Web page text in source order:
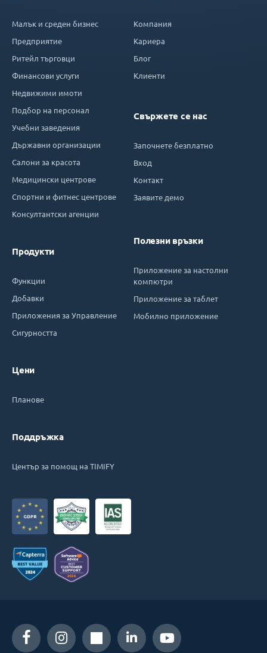
Малък и среден бизнес
Предприятие
Ритейл търговци
Финансови услуги
Недвижими имоти
Подбор на персонал
Учебни заведения
Държавни организации
Салони за красота
Медицински центрове
Спортни и фитнес центрове
Консултантски агенции
Продукти
Функции
Добавки
Приложения за Управление
Сигурността
Цени
Планове
Поддръжка
Център за помощ на TIMIFY
Компания
Кариера
Блог
Клиенти
Свържете се нас
Започнете безплатно
Вход
Контакт
Заявите демо
Полезни връзки
Приложение за настолни
компютри
Приложение за таблет
Мобилно приложение